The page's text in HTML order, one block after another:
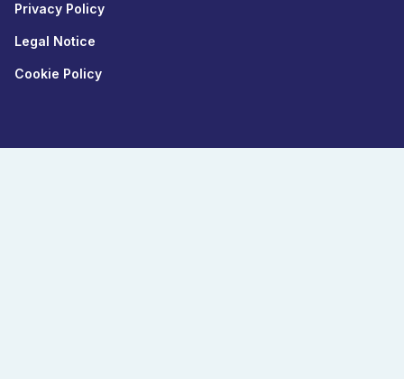
Privacy Policy
Legal Notice
Cookie Policy